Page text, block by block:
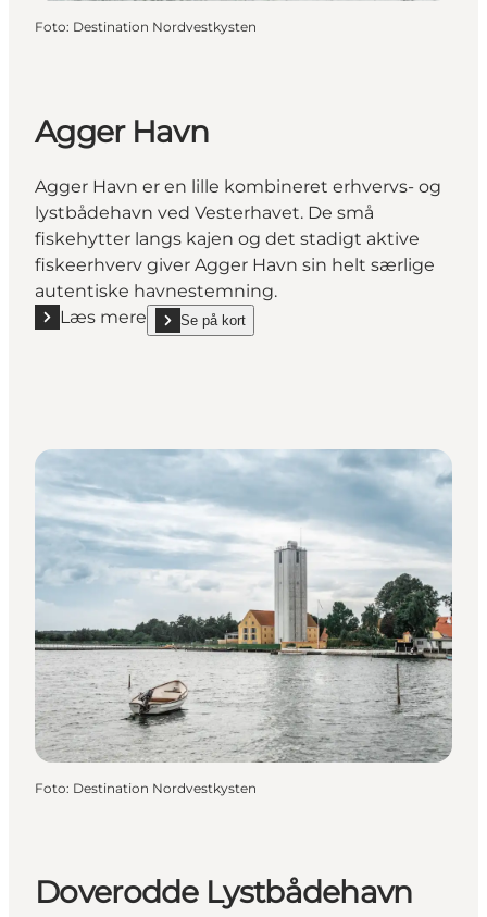
Foto: Destination Nordvestkysten
Agger Havn
Agger Havn er en lille kombineret erhvervs- og
lystbådehavn ved Vesterhavet. De små
fiskehytter langs kajen og det stadigt aktive
fiskeerhverv giver Agger Havn sin helt særlige
autentiske havnestemning.
Læs mere
Læs mere "Agger Havn"
Se på kort
show Agger Havn on_map
Foto: Destination Nordvestkysten
Doverodde Lystbådehavn